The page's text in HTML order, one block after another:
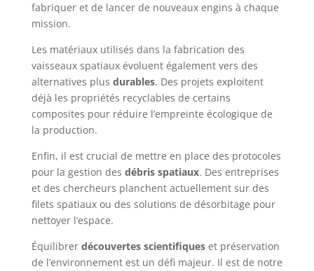
fabriquer et de lancer de nouveaux engins à chaque
mission.
Les matériaux utilisés dans la fabrication des
vaisseaux spatiaux évoluent également vers des
alternatives plus durables. Des projets exploitent
déjà les propriétés recyclables de certains
composites pour réduire l’empreinte écologique de
la production.
Enfin, il est crucial de mettre en place des protocoles
pour la gestion des débris spatiaux. Des entreprises
et des chercheurs planchent actuellement sur des
filets spatiaux ou des solutions de désorbitage pour
nettoyer l’espace.
Équilibrer découvertes scientifiqueset préservation
de l’environnement est un défi majeur. Il est de notre